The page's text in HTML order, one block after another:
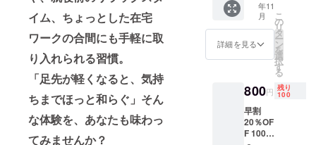
イム、ちょっとした在宅
ワークの合間にも手軽に取
り入れられる習慣。
「足先が軽くなると、気持
ちまでほっと和らぐ」そん
な体験を、あなたも味わっ
てみませんか？
遅れる
場合が
ござい
ます。
※商品代
を安く
に工数
削減を
してお
り出荷
連絡は
込）
【内
容】 足
指セパ
レー
ター×２
時期) 商
品到着
は2025
年11月
を想定
年11
月
詳細を見る
こ
の
リ
タ
ー
ン
を
選
択
す
る
800円 残り
100
早割
20％OF
F 100名